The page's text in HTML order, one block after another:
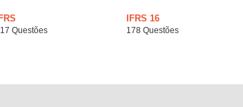
IFRS
Questões
IFRS 16
178 Questões